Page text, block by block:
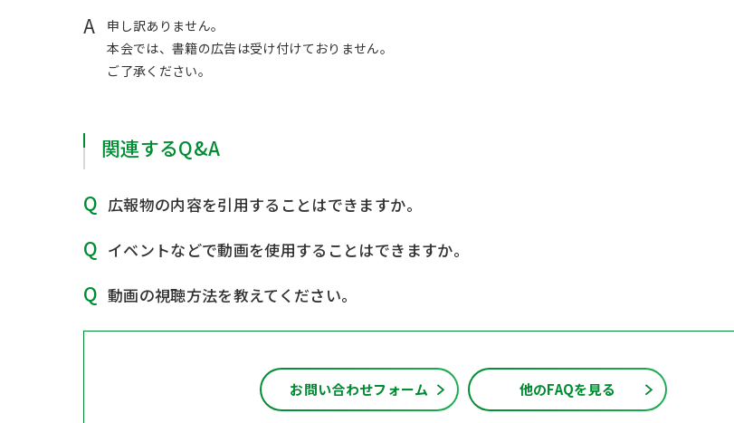
A
申し訳ありません。
本会では、書籍の広告は受け付けておりません。
ご了承ください。
関連するQ&A
広報物の内容を引用することはできますか。
イベントなどで動画を使用することはできますか。
動画の視聴方法を教えてください。
お問い合わせフォーム 他のFAQを見る